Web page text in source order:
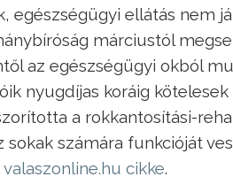
egészségügyi ellátás nem
márciustól
az egészségügyi okból
nyugdíjas koráig
a rokkantosítási-
sokak számára funkcióját
valaszonline.hu cikke.